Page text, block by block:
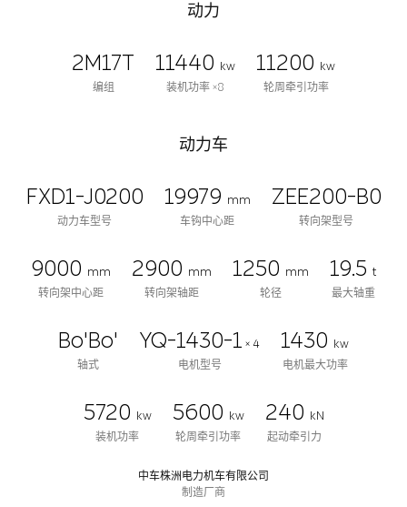
动力
2M17T
编组
11440
kw
装机功率 ×8
11200
kw
轮周牵引功率
动力车
FXD1-J0200
动力车型号
19979 mm
车钩中心距
ZEE200-B0
转向架型号
9000 mm
转向架中心距
2900 mm
转向架轴距
1250 mm
轮径
19.5 t
最大轴重
Bo'Bo'
轴式
YQ-1430-1 × 4
电机型号
1430
kw
电机最大功率
5720
kw
装机功率
5600
kw
轮周牵引功率
240
kN
起动牵引力
中车株洲电力机车有限公司
制造厂商